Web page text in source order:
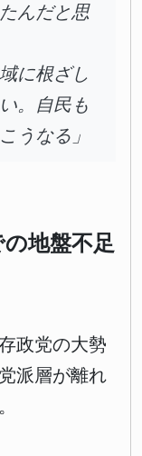
んだと思
に根ざし
。自民も
うなる」
地盤不足
政党の大勢
派層が離れ